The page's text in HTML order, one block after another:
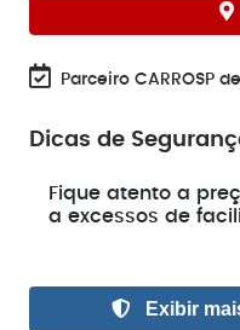
Parceiro CARROSP
Dicas de
Fique atento a
a excessos de
Exibir